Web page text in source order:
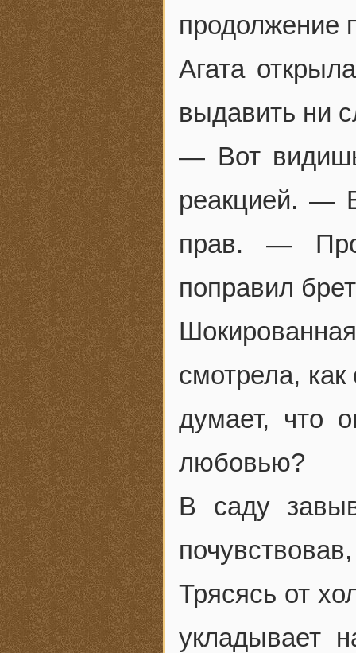
продолжение
Агата
выдавить ни
— Вот
реакцией. —
прав. —
поправил
смотрела,
думает, что
любовью?
В саду
Трясясь от
укладывает